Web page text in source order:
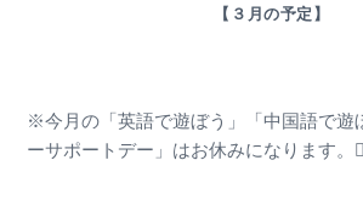
【３月の予定】
※今月の「英語で遊ぼう」「中国語で遊
ーサポートデー」はお休みになります。